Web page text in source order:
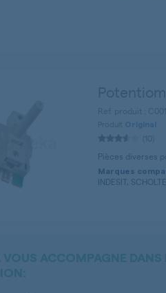
Original
Pièces diverses
Marques
INDESIT,